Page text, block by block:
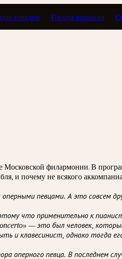
Города вещания О
Московской филармонии. В
и почему не всякого
певцами. А это совсем
что применительно к
— это был человек,
и клавесинист, однако тогда
певца. В последнем